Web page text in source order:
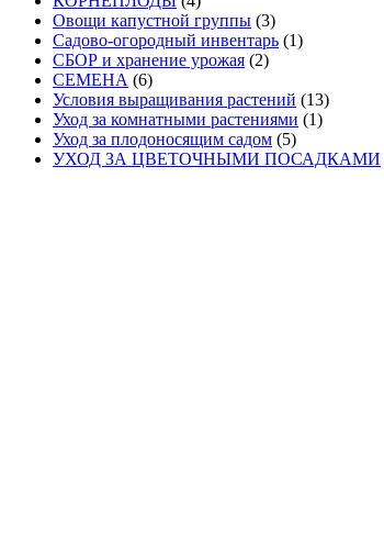
Овощи капустной группы (3)
Садово-огородный инвентарь (1)
СБОР и хранение урожая (2)
СЕМЕНА (6)
Условия выращивания растений (13)
Уход за комнатными растениями (1)
Уход за плодоносящим садом (5)
УХОД ЗА ЦВЕТОЧНЫМИ ПОСАДКАМИ